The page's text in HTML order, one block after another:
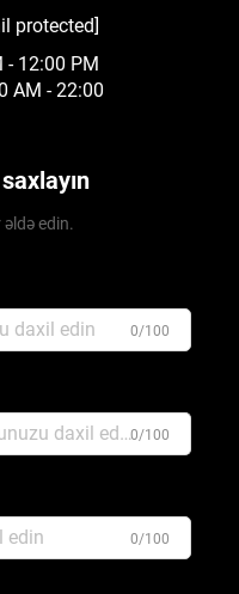
protected]
- 12:00 PM
AM - 22:00
edin.
0/100
0/100
0/100